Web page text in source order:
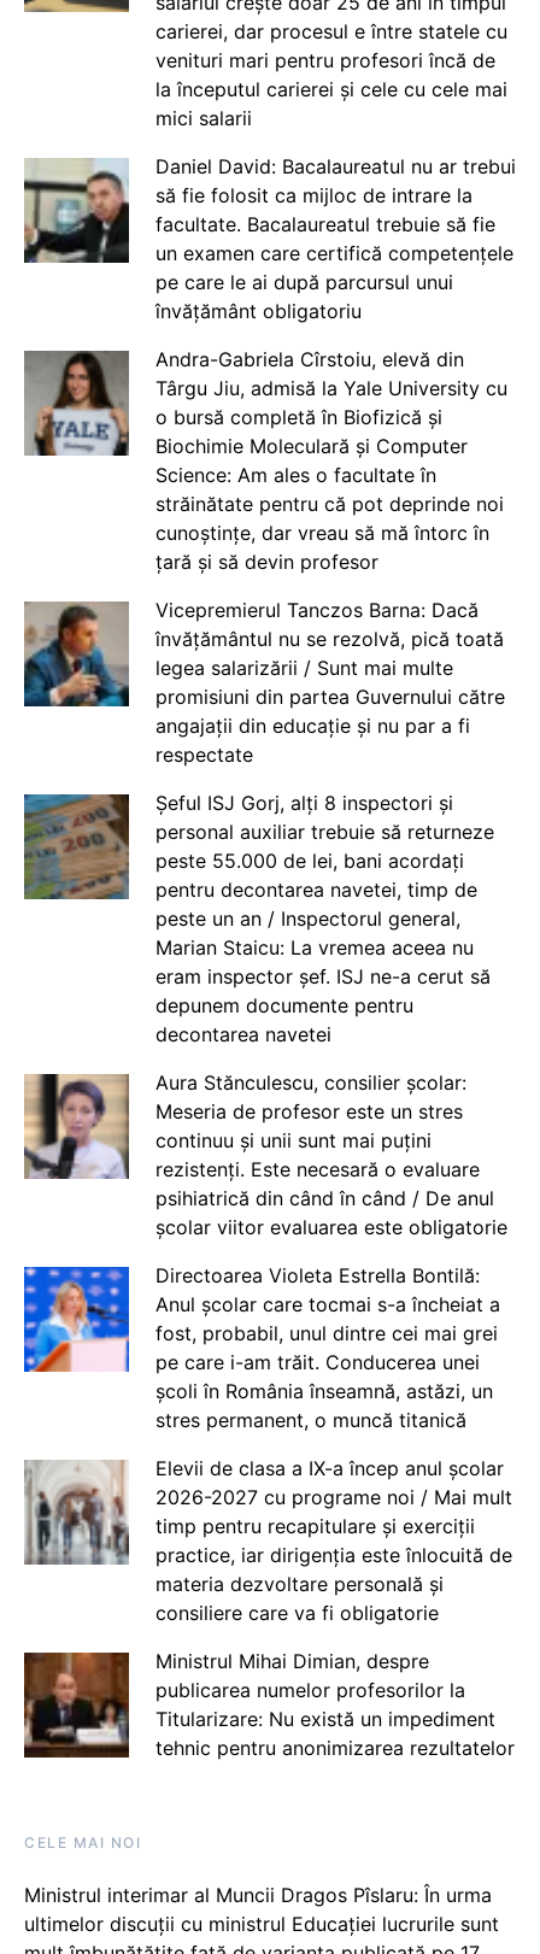
carierei, dar procesul e între statele cu
venituri mari pentru profesori încă de
la începutul carierei și cele cu cele mai
mici salarii
Daniel David: Bacalaureatul nu ar trebui
să fie folosit ca mijloc de intrare la
facultate. Bacalaureatul trebuie să fie
un examen care certifică competențele
pe care le ai după parcursul unui
învățământ obligatoriu
Andra-Gabriela Cîrstoiu, elevă din
Târgu Jiu, admisă la Yale University cu
o bursă completă în Biofizică și
Biochimie Moleculară și Computer
Science: Am ales o facultate în
străinătate pentru că pot deprinde noi
cunoștințe, dar vreau să mă întorc în
țară și să devin profesor
Vicepremierul Tanczos Barna: Dacă
învățământul nu se rezolvă, pică toată
legea salarizării / Sunt mai multe
promisiuni din partea Guvernului către
angajații din educație și nu par a fi
respectate
Șeful ISJ Gorj, alți 8 inspectori și
personal auxiliar trebuie să returneze
peste 55.000 de lei, bani acordați
pentru decontarea navetei, timp de
peste un an / Inspectorul general,
Marian Staicu: La vremea aceea nu
eram inspector șef. ISJ ne-a cerut să
depunem documente pentru
decontarea navetei
Aura Stănculescu, consilier școlar:
Meseria de profesor este un stres
continuu și unii sunt mai puțini
rezistenți. Este necesară o evaluare
psihiatrică din când în când / De anul
școlar viitor evaluarea este obligatorie
Directoarea Violeta Estrella Bontilă:
Anul școlar care tocmai s-a încheiat a
fost, probabil, unul dintre cei mai grei
pe care i-am trăit. Conducerea unei
școli în România înseamnă, astăzi, un
stres permanent, o muncă titanică
Elevii de clasa a IX-a încep anul școlar
2026-2027 cu programe noi / Mai mult
timp pentru recapitulare și exerciții
practice, iar dirigenția este înlocuită de
materia dezvoltare personală și
consiliere care va fi obligatorie
Ministrul Mihai Dimian, despre
publicarea numelor profesorilor la
Titularizare: Nu există un impediment
tehnic pentru anonimizarea rezultatelor
CELE MAI NOI
Ministrul interimar al Muncii Dragos Pîslaru: În urma
ultimelor discuții cu ministrul Educației lucrurile sunt